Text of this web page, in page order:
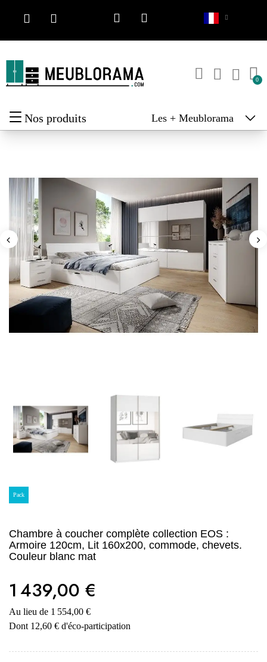
Nos produits Les + Meublorama
Pack
Chambre à coucher complète collection EOS :
Armoire 120cm, Lit 160x200, commode, chevets.
Couleur blanc mat
1 439,00 €
Au lieu de 1 554,00 €
Dont 12,60 € d'éco-participation